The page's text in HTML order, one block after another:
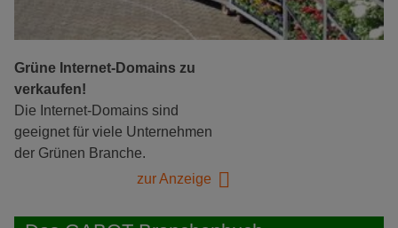
Grüne Internet-Domains zu
verkaufen!
Die Internet-Domains sind
geeignet für viele Unternehmen
der Grünen Branche.
zur Anzeige